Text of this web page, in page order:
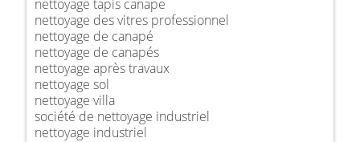
nettoyage tapis canape
nettoyage des vitres professionnel
nettoyage de canapé
nettoyage de canapés
nettoyage après travaux
nettoyage sol
nettoyage villa
société de nettoyage industriel
nettoyage industriel